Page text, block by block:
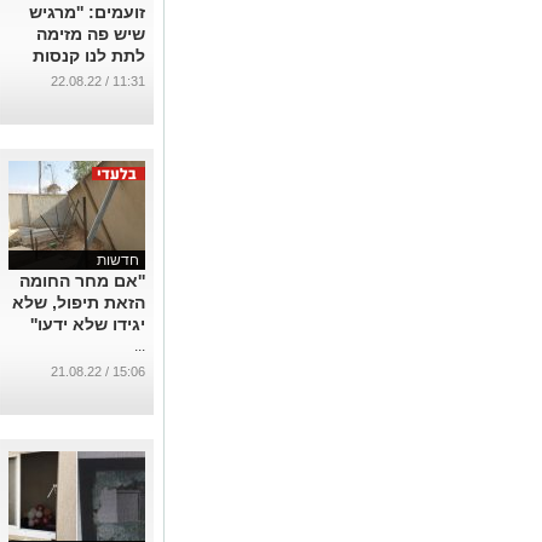
זועמים: ''מרגיש
שיש פה מזימה
לתת לנו קנסות
ודוחות חניה''
11:31 / 22.08.22
חדשות
''אם מחר החומה
הזאת תיפול, שלא
יגידו שלא ידעו''
...
15:06 / 21.08.22